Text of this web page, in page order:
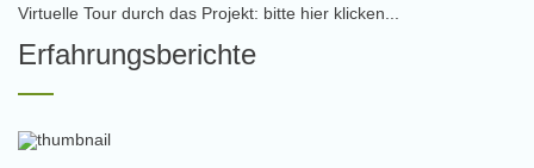
Virtuelle Tour durch das Projekt: bitte hier klicken...
Erfahrungsberichte